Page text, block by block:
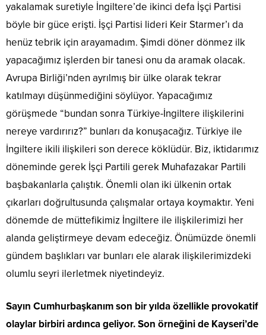
yakalamak suretiyle İngiltere’de ikinci defa İşçi Partisi
böyle bir güce erişti. İşçi Partisi lideri Keir Starmer’ı da
henüz tebrik için arayamadım. Şimdi döner dönmez ilk
yapacağımız işlerden bir tanesi onu da aramak olacak.
Avrupa Birliği’nden ayrılmış bir ülke olarak tekrar
katılmayı düşünmediğini söylüyor. Yapacağımız
görüşmede “bundan sonra Türkiye-İngiltere ilişkilerini
nereye vardırırız?” bunları da konuşacağız. Türkiye ile
İngiltere ikili ilişkileri son derece köklüdür. Biz, iktidarımız
döneminde gerek İşçi Partili gerek Muhafazakar Partili
başbakanlarla çalıştık. Önemli olan iki ülkenin ortak
çıkarları doğrultusunda çalışmalar ortaya koymaktır. Yeni
dönemde de müttefikimiz İngiltere ile ilişkilerimizi her
alanda geliştirmeye devam edeceğiz. Önümüzde önemli
gündem başlıkları var bunları ele alarak ilişkilerimizdeki
olumlu seyri ilerletmek niyetindeyiz.
Sayın Cumhurbaşkanım son bir yılda özellikle provokatif
olaylar birbiri ardınca geliyor. Son örneğini de Kayseri’de